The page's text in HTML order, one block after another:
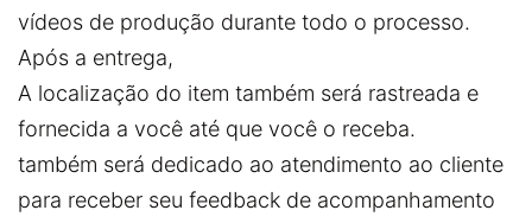
vídeos de produção durante todo o processo.
Após a entrega,
A localização do item também será rastreada e
fornecida a você até que você o receba.
também será dedicado ao atendimento ao cliente
para receber seu feedback de acompanhamento